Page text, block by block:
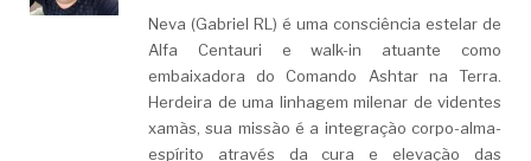
Neva (Gabriel RL) é uma consciência estelar de
Alfa Centauri e walk-in atuante como
embaixadora do Comando Ashtar na Terra.
Herdeira de uma linhagem milenar de videntes
xamãs, sua missão é a integração corpo-alma-
espírito através da cura e elevação das